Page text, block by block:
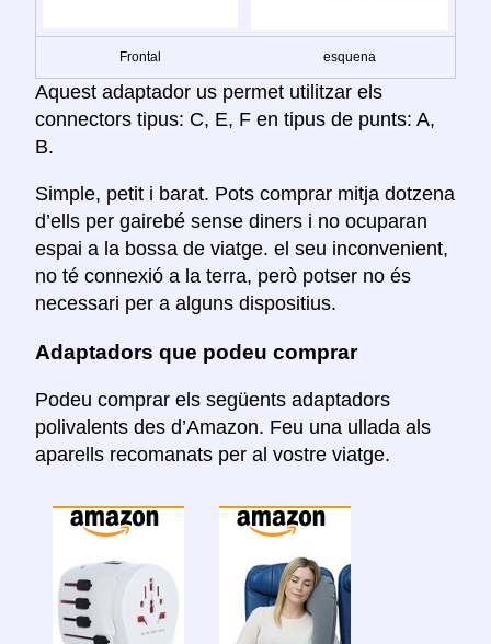
Frontal esquena
Aquest adaptador us permet utilitzar els
connectors tipus: C, E, F en tipus de punts: A,
B.
Simple, petit i barat. Pots comprar mitja dotzena
d’ells per gairebé sense diners i no ocuparan
espai a la bossa de viatge. el seu inconvenient,
no té connexió a la terra, però potser no és
necessari per a alguns dispositius.
Adaptadors que podeu comprar
Podeu comprar els següents adaptadors
polivalents des d’Amazon. Feu una ullada als
aparells recomanats per al vostre viatge.